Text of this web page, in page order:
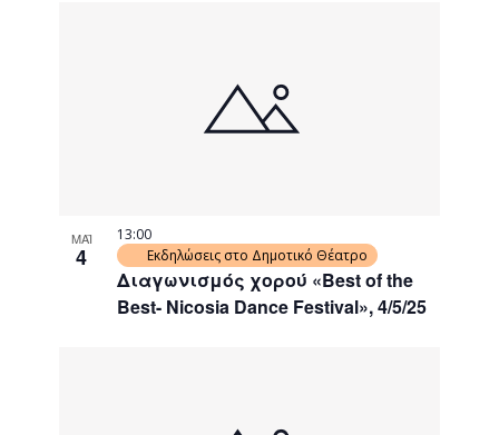
ΜΑΪ
4
Διαγωνισμός χορού «Best of the
Best- Nicosia Dance Festival», 4/5/25
13:00
Εκδηλώσεις στο Δημοτικό Θέατρο